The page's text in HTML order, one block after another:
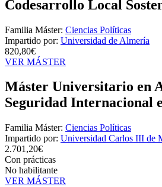
Codesarrollo Local
Familia Máster: Ciencias Políticas
Impartido por: Universidad de Almería
820,80€
VER MÁSTER
Máster Universitario en
Seguridad Internacional
Familia Máster: Ciencias Políticas
Impartido por: Universidad Carlos III de
2.701,20€
Con prácticas
No habilitante
VER MÁSTER